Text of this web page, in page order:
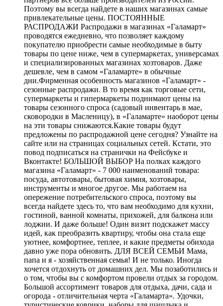
Поэтому вы всегда найдете в наших магазинах самые
привлекательные цены. ПОСТОЯННЫЕ
РАСПРОДАЖИ Распродажи в магазинах «Галамарт»
проводятся ежедневно, что позволяет каждому
покупателю приобрести самые необходимые в быту
товары по цене ниже, чем в супермаркетах, универсамах
и специализированных магазинах хозтоваров. Даже
дешевле, чем в самом «Галамарте» в обычные
дни.Фирменная особенность магазинов «Галамарт» -
сезонные распродажи. В то время как торговые сети,
супермаркеты и гипермаркеты поднимают цены на
товары сезонного спроса (садовый инвентарь в мае,
сковородки в Масленицу), в «Галамарте» наоборот цены
на эти товары снижаются.Какие товары будут
предложены по распродажной цене сегодня? Узнайте на
сайте или на страницах социальных сетей. Кстати, это
повод подписаться на странички на Фейсбуке и
Вконтакте! БОЛЬШОЙ ВЫБОР На полках каждого
магазина «Галамарт» - 7 000 наименований товара:
посуда, автотовары, бытовая химия, хозтовары,
инструменты и многое другое. Мы работаем на
опережение потребительского спроса, поэтому вы
всегда найдете здесь то, что вам необходимо для кухни,
гостиной, ванной комнаты, прихожей, для балкона или
лоджии. И даже больше! Один визит подскажет массу
идей, как преобразить квартиру, чтобы она стала еще
уютнее, комфортнее, теплее, и какие предметы обихода
давно уже пора обновить. ДЛЯ ВСЕЙ СЕМЬИ Мама,
папа и я - хозяйственная семья! И не только. Иногда
хочется отдохнуть от домашних дел. Мы позаботились и
о том, чтобы вы с комфортом провели отдых за городом.
Большой ассортимент товаров для отдыха, дачи, сада и
огорода - отличительная черта «Галамарта». Удочки,